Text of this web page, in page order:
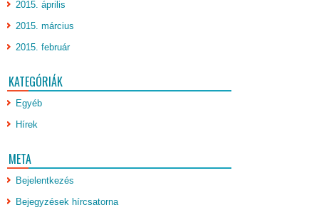
2015. április
2015. március
2015. február
KATEGÓRIÁK
Egyéb
Hírek
META
Bejelentkezés
Bejegyzések hírcsatorna